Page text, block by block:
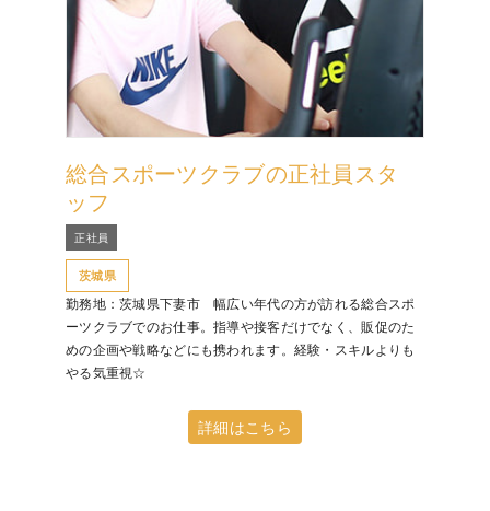
総合スポーツクラブの正社員スタ
ッフ
正社員
茨城県
勤務地：茨城県下妻市 幅広い年代の方が訪れる総合スポ
ーツクラブでのお仕事。指導や接客だけでなく、販促のた
めの企画や戦略などにも携われます。経験・スキルよりも
やる気重視☆
詳細はこちら